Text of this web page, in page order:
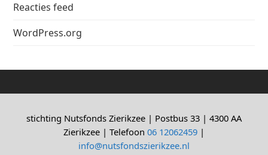
Reacties feed
WordPress.org
stichting Nutsfonds Zierikzee | Postbus 33 | 4300 AA
Zierikzee | Telefoon 06 12062459 |
info@nutsfondszierikzee.nl